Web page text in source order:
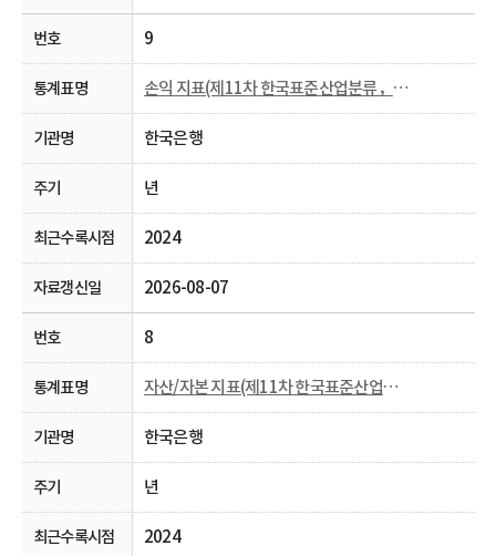
9
손익 지표(제11차 한국표준산업분류， 2009~)
한국은행
년
2024
2026-08-07
8
자산/자본 지표(제11차 한국표준산업분류， 2009~)
한국은행
년
2024